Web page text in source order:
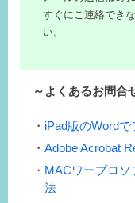
すぐにご連絡でき
い。
～よくあるお問合
iPad版のWord
Adobe Acrobat
MACワープロ
法